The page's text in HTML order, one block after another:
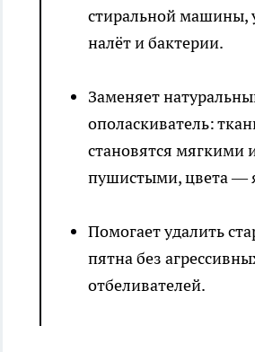
стиральной машины,
налёт и бактерии.
Заменяет
ополаскиватель:
становятся мягкими
пушистыми, цвета —
Помогает удалить
пятна без
отбеливателей.